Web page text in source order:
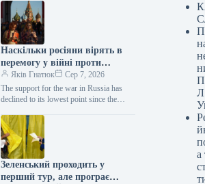
Наскільки росіяни вірять в
перемогу у війні проти
України: результати
опитування викликали подив
Яків Гнатюк
Сер 7, 2026
The support for the war in Russia has
declined to its lowest point since the
Зеленський проходить у
перший тур, але програє
Л
а